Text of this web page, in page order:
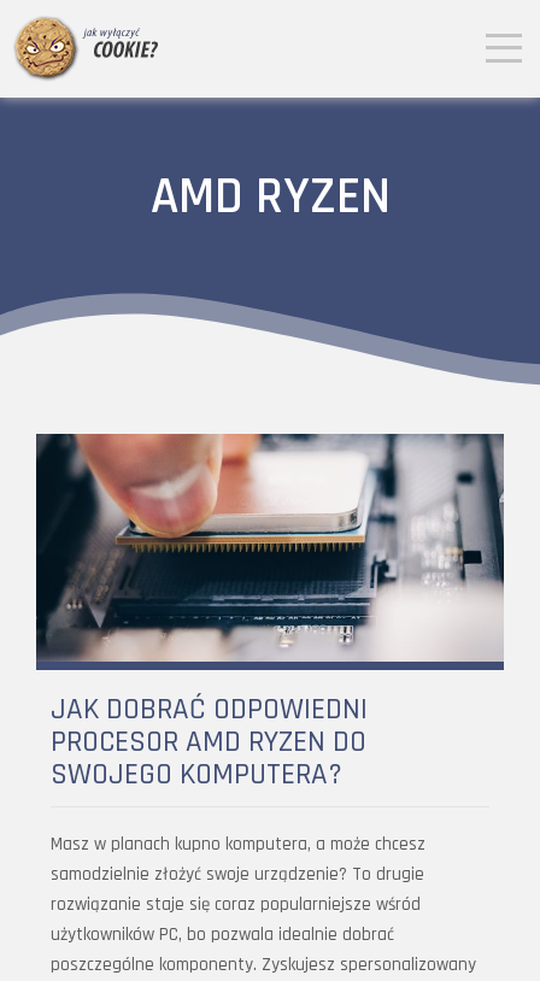
AMD RYZEN
JAK DOBRAĆ ODPOWIEDNI
PROCESOR AMD RYZEN DO
SWOJEGO KOMPUTERA?
Masz w planach kupno komputera, a może chcesz
samodzielnie złożyć swoje urządzenie? To drugie
rozwiązanie staje się coraz popularniejsze wśród
użytkowników PC, bo pozwala idealnie dobrać
poszczególne komponenty. Zyskujesz spersonalizowany